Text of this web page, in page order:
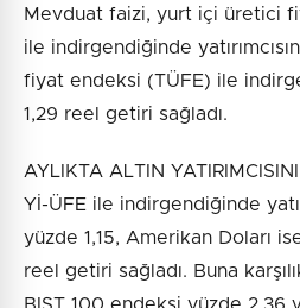
Mevduat faizi, yurt içi üretici
ile indirgendiğinde
fiyat endeksi (TÜFE) ile
1,29 reel getiri sağladı.
AYLIKTA ALTIN
Yİ-ÜFE ile indirgendiğinde
yüzde 1,15, Amerikan Doları
reel getiri sağladı. Buna